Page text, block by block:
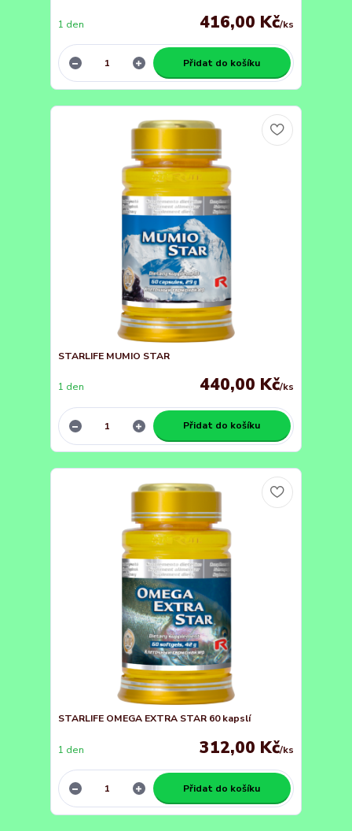
416,00 Kč/ks
1 den
Přidat do košíku
STARLIFE MUMIO STAR
440,00 Kč/ks
1 den
Přidat do košíku
STARLIFE OMEGA EXTRA STAR 60 kapslí
312,00 Kč/ks
1 den
Přidat do košíku